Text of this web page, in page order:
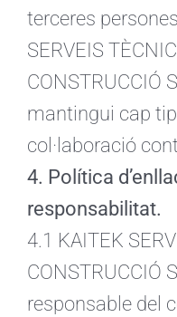
terceres
SERVEIS
CONSTRUCCIÓ
mantingui cap
col·laboració
4. Política
responsabilitat.
4.1 KAITEK
CONSTRUCCIÓ
responsable del